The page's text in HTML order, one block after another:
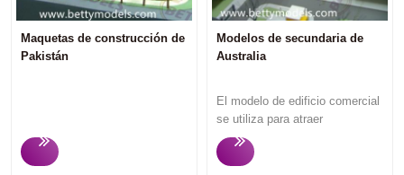
Maquetas de construcción de
Pakistán
Modelos de secundaria de
Australia
El modelo de edificio comercial
se utiliza para atraer
compradores e inversores
potenciales en eventos de